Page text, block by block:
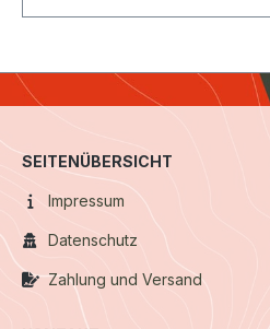
SEITENÜBERSICHT
Impressum
Datenschutz
Zahlung und Versand